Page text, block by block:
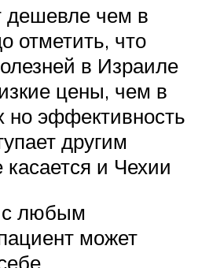
дешевле чем в
отметить, что
в Израиле
цены, чем в
но эффективность
другим
и Чехии
с любым
может